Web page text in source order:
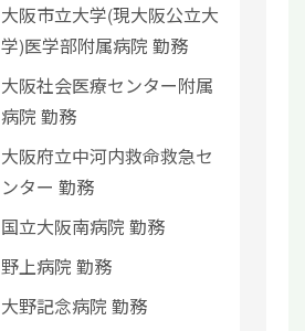
大阪市立大学(現大阪公立大
学)医学部附属病院 勤務
大阪社会医療センター附属
病院 勤務
大阪府立中河内救命救急セ
ンター 勤務
国立大阪南病院 勤務
野上病院 勤務
大野記念病院 勤務